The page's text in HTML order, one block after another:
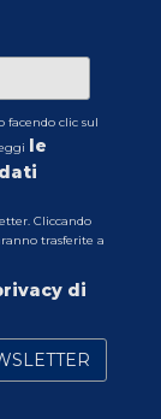
facendo clic sul
le
Cliccando
trasferite a
di